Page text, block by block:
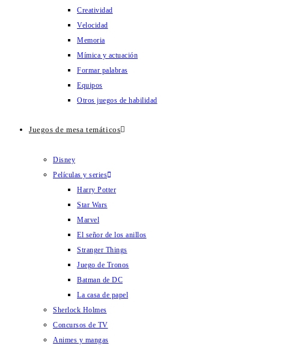
Creatividad
Velocidad
Memoria
Mímica y actuación
Formar palabras
Equipos
Otros juegos de habilidad
Juegos de mesa temáticos
Disney
Películas y series
Harry Potter
Star Wars
Marvel
El señor de los anillos
Stranger Things
Juego de Tronos
Batman de DC
La casa de papel
Sherlock Holmes
Concursos de TV
Animes y mangas